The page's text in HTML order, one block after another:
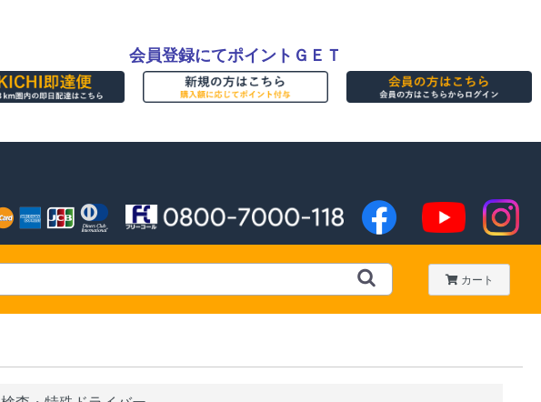
会員登録にてポイントＧＥＴ
カート